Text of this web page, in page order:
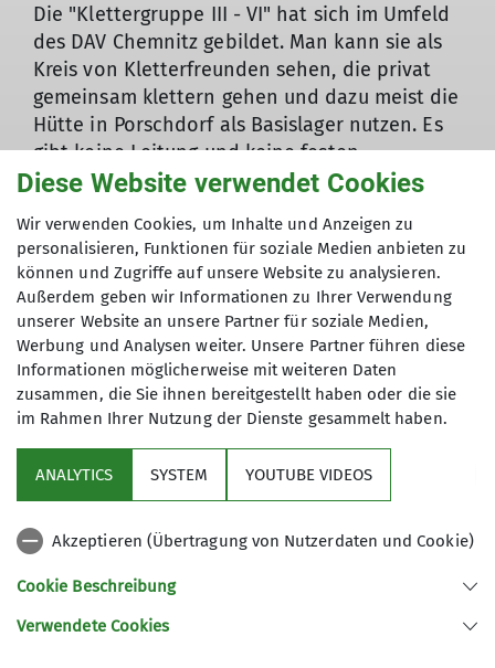
Die "Klettergruppe III - VI" hat sich im Umfeld
des DAV Chemnitz gebildet. Man kann sie als
Kreis von Kletterfreunden sehen, die privat
gemeinsam klettern gehen und dazu meist die
Hütte in Porschdorf als Basislager nutzen. Es
gibt keine Leitung und keine festen
Strukturen. Die Teilnehmer sind meist
Sektion
Was ist wo zu finden
Sektion Chemnitz des Deutschen Alpenvereins e.V.
Diese Website verwendet Cookies
Wir verwenden Cookies, um Inhalte und Anzeigen zu
personalisieren, Funktionen für soziale Medien anbieten zu
können und Zugriffe auf unsere Website zu analysieren.
Außerdem geben wir Informationen zu Ihrer Verwendung
unserer Website an unsere Partner für soziale Medien,
Werbung und Analysen weiter. Unsere Partner führen diese
Informationen möglicherweise mit weiteren Daten
zusammen, die Sie ihnen bereitgestellt haben oder die sie
im Rahmen Ihrer Nutzung der Dienste gesammelt haben.
ANALYTICS SYSTEM YOUTUBE VIDEOS
Akzeptieren (Übertragung von Nutzerdaten und Cookie)
Cookie Beschreibung
Verwendete Cookies